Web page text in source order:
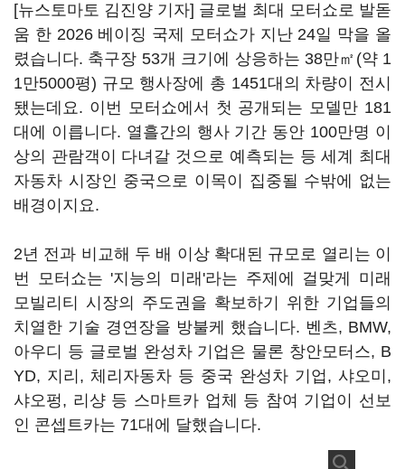
[뉴스토마토 김진양 기자] 글로벌 최대 모터쇼로 발돋
움 한 2026 베이징 국제 모터쇼가 지난 24일 막을 올
렸습니다. 축구장 53개 크기에 상응하는 38만㎡(약 1
1만5000평) 규모 행사장에 총 1451대의 차량이 전시
됐는데요. 이번 모터쇼에서 첫 공개되는 모델만 181
대에 이릅니다. 열흘간의 행사 기간 동안 100만명 이
상의 관람객이 다녀갈 것으로 예측되는 등 세계 최대
자동차 시장인 중국으로 이목이 집중될 수밖에 없는
배경이지요.
2년 전과 비교해 두 배 이상 확대된 규모로 열리는 이
번 모터쇼는 '지능의 미래'라는 주제에 걸맞게 미래
모빌리티 시장의 주도권을 확보하기 위한 기업들의
치열한 기술 경연장을 방불케 했습니다. 벤츠, BMW,
아우디 등 글로벌 완성차 기업은 물론 창안모터스, B
YD, 지리, 체리자동차 등 중국 완성차 기업, 샤오미,
샤오펑, 리샹 등 스마트카 업체 등 참여 기업이 선보
인 콘셉트카는 71대에 달했습니다.